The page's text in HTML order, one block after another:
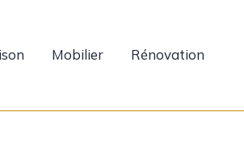
Mobilier Rénovation